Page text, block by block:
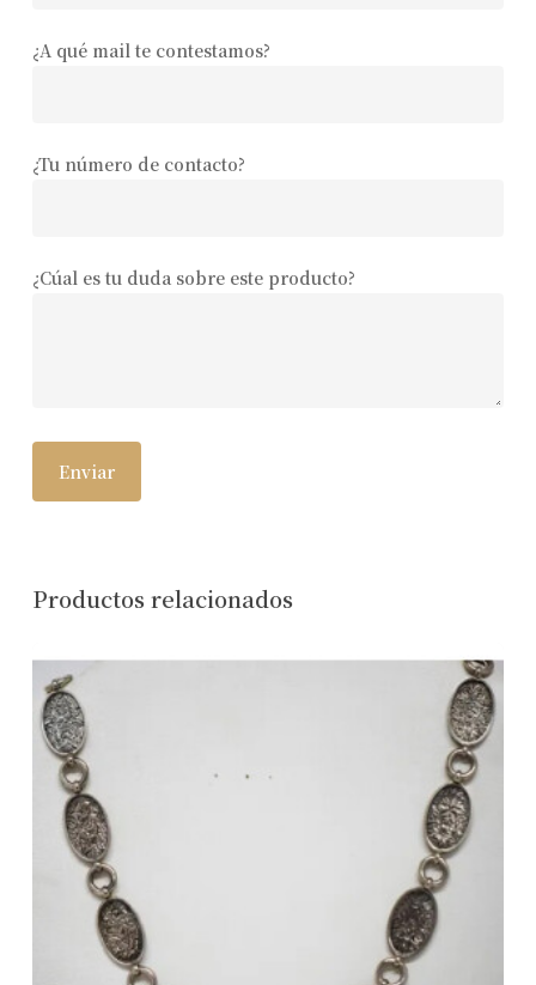
¿A qué mail te contestamos?
¿Tu número de contacto?
¿Cúal es tu duda sobre este producto?
Productos relacionados